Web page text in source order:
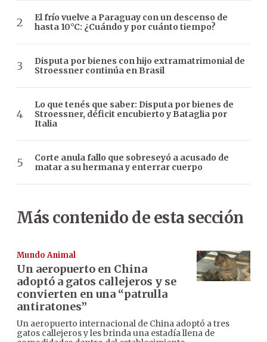
El frío vuelve a Paraguay con un descenso de
hasta 10°C: ¿Cuándo y por cuánto tiempo?
Disputa por bienes con hijo extramatrimonial de
Stroessner continúa en Brasil
Lo que tenés que saber: Disputa por bienes de
Stroessner, déficit encubierto y Bataglia por
Italia
Corte anula fallo que sobreseyó a acusado de
matar a su hermana y enterrar cuerpo
Más contenido de esta sección
Mundo Animal
Un aeropuerto en China
adoptó a gatos callejeros y se
convierten en una “patrulla
antiratones”
Un aeropuerto internacional de China adoptó a tres
gatos callejeros y les brinda una estadía llena de